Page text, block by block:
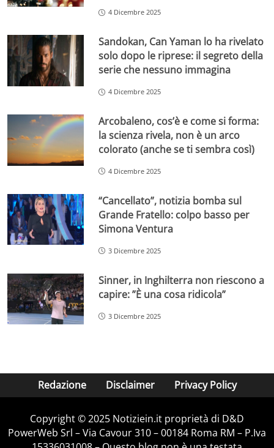
4 Dicembre 2025
Sandokan, Can Yaman lo ha rivelato
solo dopo le riprese: il segreto della
serie che nessuno immagina
4 Dicembre 2025
Arcobaleno, cos’è e come si forma:
la scienza rivela, non è un arco
colorato (anche se ti sembra così)
4 Dicembre 2025
“Cancellato”, notizia bomba sul
Grande Fratello: colpo basso per
Simona Ventura
3 Dicembre 2025
Sinner, in Inghilterra non riescono a
capire: ”È una cosa ridicola”
3 Dicembre 2025
Redazione Disclaimer Privacy Policy
Copyright © 2025 Notiziein.it proprietà di D&D
PowerWeb Srl – Via Cavour 310 – 00184 Roma RM – P.Iva